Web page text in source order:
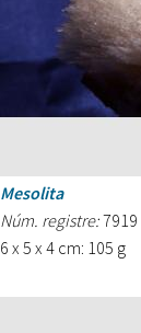
Mesolita
Núm. registre:7919
6 x 5 x 4 cm: 105 g